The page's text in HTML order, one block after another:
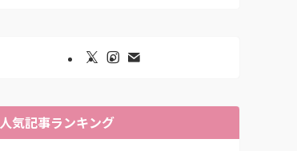
人気記事ランキング